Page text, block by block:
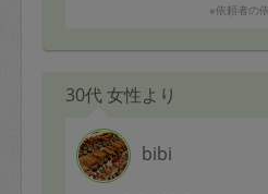
の中アドバイスいただき、片付
※依頼者の
30代 女性より
bibi